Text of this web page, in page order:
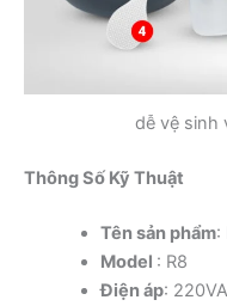
dễ vệ sinh
Thông Số Kỹ Thuật
Tên sản phẩm:
Model : R8
Điện áp: